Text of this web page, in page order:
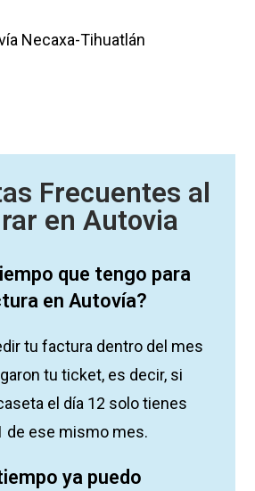
Necaxa-Tihuatlán
Frecuentes al
en Autovia
que tengo para
en Autovía?
tu factura dentro del mes
tu ticket, es decir, si
el día 12 solo tienes
de ese mismo mes.
ya puedo